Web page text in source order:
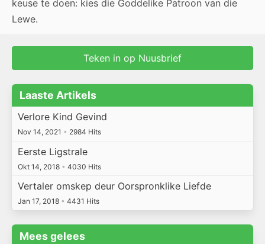
keuse te doen: kies die Goddelike Patroon van die
Lewe.
Teken in op Nuusbrief
Laaste Artikels
Verlore Kind Gevind
Nov 14, 2021 • 2984 Hits
Eerste Ligstrale
Okt 14, 2018 • 4030 Hits
Vertaler omskep deur Oorspronklike Liefde
Jan 17, 2018 • 4431 Hits
Mees gelees